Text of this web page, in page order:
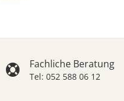
Fachliche Beratung
Tel: 052 588 06 12